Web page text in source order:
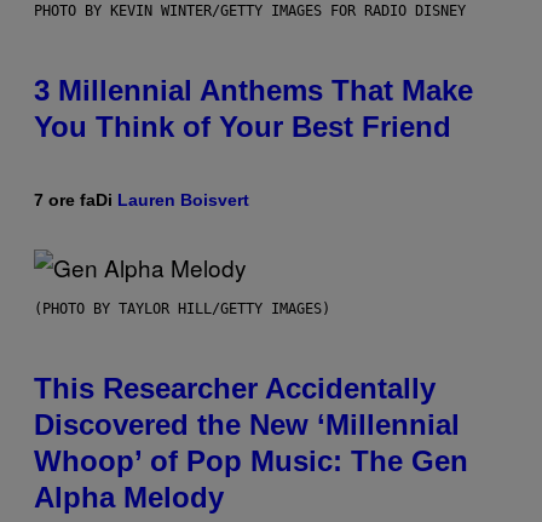
PHOTO BY KEVIN WINTER/GETTY IMAGES FOR RADIO DISNEY
3 Millennial Anthems That Make
You Think of Your Best Friend
7 ore faDi Lauren Boisvert
(PHOTO BY TAYLOR HILL/GETTY IMAGES)
This Researcher Accidentally
Discovered the New ‘Millennial
Whoop’ of Pop Music: The Gen
Alpha Melody